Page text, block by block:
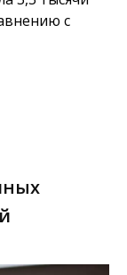
с